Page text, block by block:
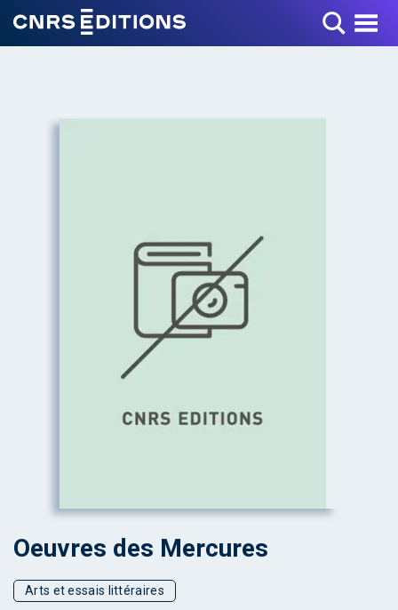
Toggle Menu
Oeuvres des Mercures
Arts et essais littéraires